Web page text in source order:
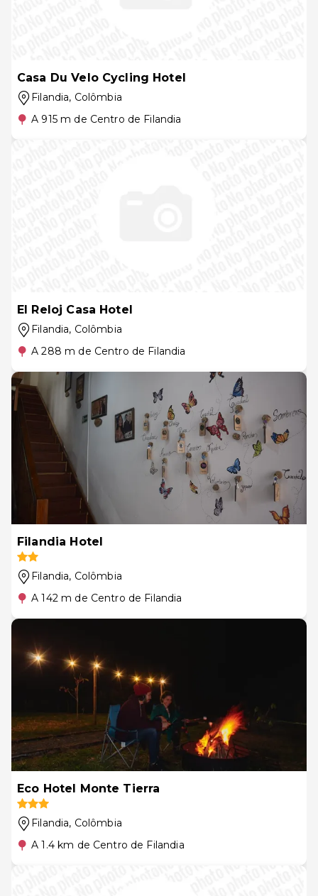
Casa Du Velo Cycling Hotel
Filandia, Colômbia
A 915 m de Centro de Filandia
El Reloj Casa Hotel
Filandia, Colômbia
A 288 m de Centro de Filandia
Filandia Hotel
Filandia, Colômbia
A 142 m de Centro de Filandia
Eco Hotel Monte Tierra
Filandia, Colômbia
A 1.4 km de Centro de Filandia